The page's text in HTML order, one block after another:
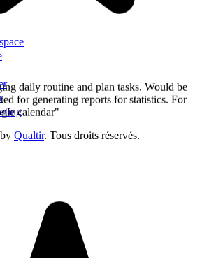
Qualtir. Tous droits réservés.